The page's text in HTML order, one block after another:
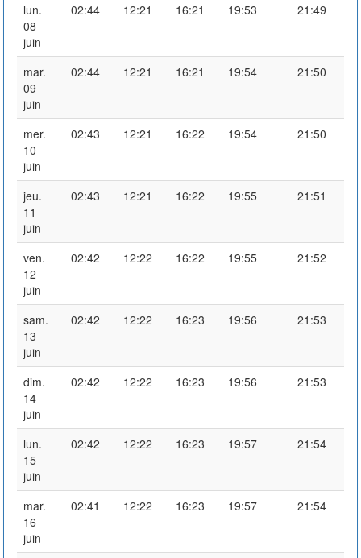
lun.
08
juin
02:44 12:21 16:21 19:53 21:49
mar.
09
juin
02:44 12:21 16:21 19:54 21:50
mer.
10
juin
02:43 12:21 16:22 19:54 21:50
jeu.
11
juin
02:43 12:21 16:22 19:55 21:51
ven.
12
juin
02:42 12:22 16:22 19:55 21:52
sam.
13
juin
02:42 12:22 16:23 19:56 21:53
dim.
14
juin
02:42 12:22 16:23 19:56 21:53
lun.
15
juin
02:42 12:22 16:23 19:57 21:54
mar.
16
juin
02:41 12:22 16:23 19:57 21:54